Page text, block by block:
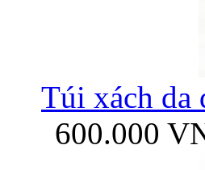
Túi xách da
600.000